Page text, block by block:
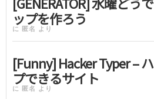
ップを作ろう
に 匿名 より
[Funny] Hacker Typer –
プできるサイト
に 匿名 より